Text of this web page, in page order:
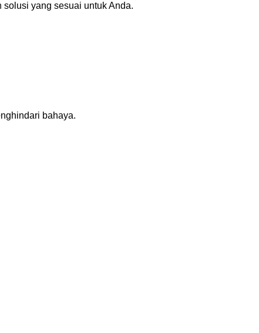
yang sesuai untuk Anda.
bahaya.